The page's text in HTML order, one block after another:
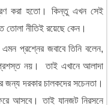
করা হতো। কিন্তু এখন সেই
তোলা নীতিই রয়েছে কেন।
এমন প্রশ্নের জবাবে তিনি বলেন,
নয়। তাই এখানে আলাদা
জন্য দরকার চালকদের সচেনতা।
আসবে। তাই যানজট নিরসনে